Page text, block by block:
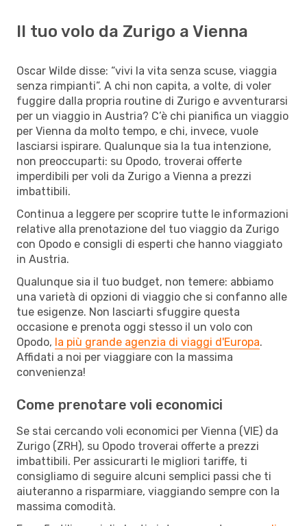
Il tuo volo da Zurigo a Vienna
Oscar Wilde disse: “vivi la vita senza scuse, viaggia
senza rimpianti”. A chi non capita, a volte, di voler
fuggire dalla propria routine di Zurigo e avventurarsi
per un viaggio in Austria? C’è chi pianifica un viaggio
per Vienna da molto tempo, e chi, invece, vuole
lasciarsi ispirare. Qualunque sia la tua intenzione,
non preoccuparti: su Opodo, troverai offerte
imperdibili per voli da Zurigo a Vienna a prezzi
imbattibili.
Continua a leggere per scoprire tutte le informazioni
relative alla prenotazione del tuo viaggio da Zurigo
con Opodo e consigli di esperti che hanno viaggiato
in Austria.
Qualunque sia il tuo budget, non temere: abbiamo
una varietà di opzioni di viaggio che si confanno alle
tue esigenze. Non lasciarti sfuggire questa
occasione e prenota oggi stesso il un volo con
Opodo, la più grande agenzia di viaggi d'Europa.
Affidati a noi per viaggiare con la massima
convenienza!
Come prenotare voli economici
Se stai cercando voli economici per Vienna (VIE) da
Zurigo (ZRH), su Opodo troverai offerte a prezzi
imbattibili. Per assicurarti le migliori tariffe, ti
consigliamo di seguire alcuni semplici passi che ti
aiuteranno a risparmiare, viaggiando sempre con la
massima comodità.